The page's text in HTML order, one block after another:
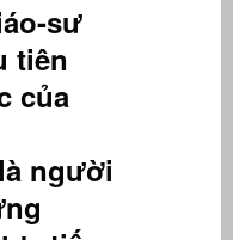
sư
tiên
của
người